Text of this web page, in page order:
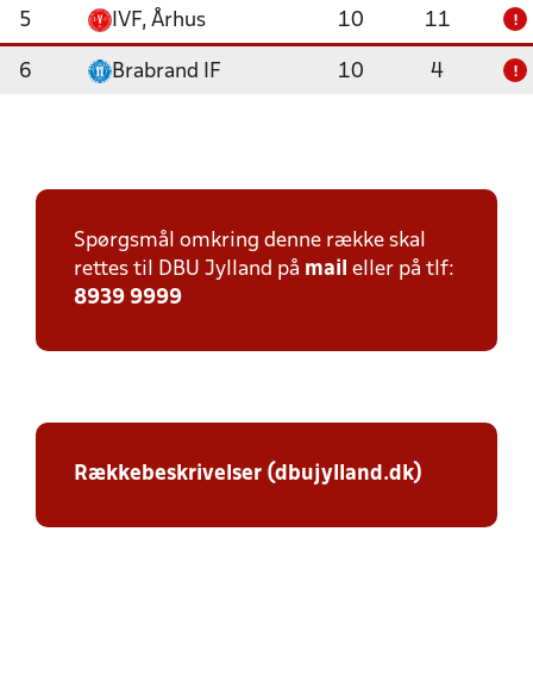
5 IVF, Århus 10 11 !
6 Brabrand IF 10 4 !
Spørgsmål omkring denne række skal
rettes til DBU Jylland på mail eller på tlf:
8939 9999
Rækkebeskrivelser (dbujylland.dk)